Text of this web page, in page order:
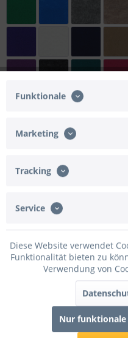
Express-Versand
Merken Bewerten
Artikel-Nr.:
300g/qm,
2mm Polhöhe Dieser...
Funktionale
Marketing
Tracking
Service
Diese Website verwendet
Funktionalität bieten zu
Verwendung von
Nur funktionale